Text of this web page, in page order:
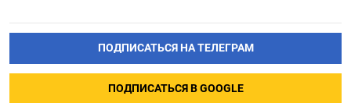
ПОДПИСАТЬСЯ НА ТЕЛЕГРАМ
ПОДПИСАТЬСЯ В GOOGLE